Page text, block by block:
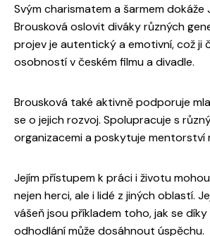
Svým charismatem a šarmem dokáže
Brousková oslovit diváky různých
projev je autentický a emotivní, což ji
osobností v českém filmu a divadle.
Brousková také aktivně podporuje
se o jejich rozvoj. Spolupracuje s
organizacemi a poskytuje mentorství
Jejím přístupem k práci i životu
nejen herci, ale i lidé z jiných oblastí.
vášeň jsou příkladem toho, jak se
odhodlání může dosáhnout úspěchu.